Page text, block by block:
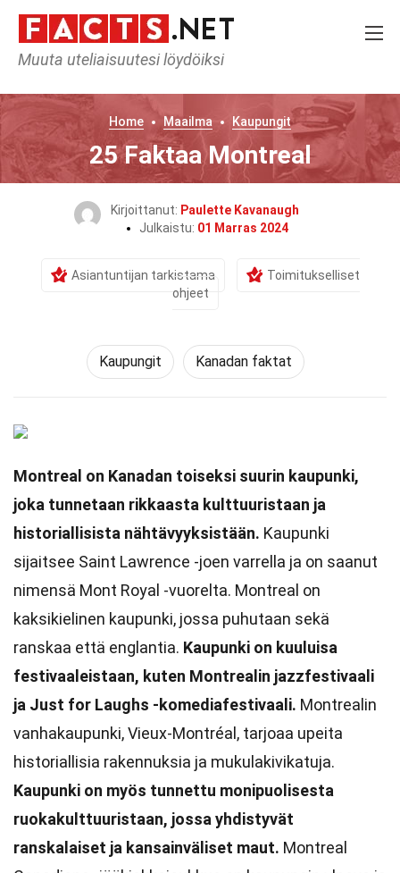
Muuta uteliaisuutesi löydöiksi
Home Maailma Kaupungit
25 Faktaa Montreal
Kirjoittanut: Paulette Kavanaugh
Julkaistu: 01 Marras 2024
Asiantuntijan tarkistama
Toimitukselliset
ohjeet
Kaupungit Kanadan faktat
Montreal on Kanadan toiseksi suurin kaupunki,
joka tunnetaan rikkaasta kulttuuristaan ja
historiallisista nähtävyyksistään. Kaupunki
sijaitsee Saint Lawrence -joen varrella ja on saanut
nimensä Mont Royal -vuorelta. Montreal on
kaksikielinen kaupunki, jossa puhutaan sekä
ranskaa että englantia. Kaupunki on kuuluisa
festivaaleistaan, kuten Montrealin jazzfestivaali
ja Just for Laughs -komediafestivaali. Montrealin
vanhakaupunki, Vieux-Montréal, tarjoaa upeita
historiallisia rakennuksia ja mukulakivikatuja.
Kaupunki on myös tunnettu monipuolisesta
ruokakulttuuristaan, jossa yhdistyvät
ranskalaiset ja kansainväliset maut. Montreal